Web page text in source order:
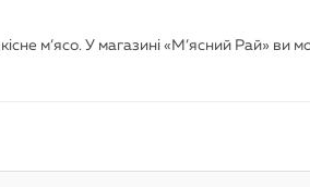
м’ясо. У магазині «М’ясний Рай» ви